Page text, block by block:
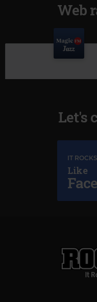
Web
Magic Jazz
–UNCHAIN
Let's
IT
Like